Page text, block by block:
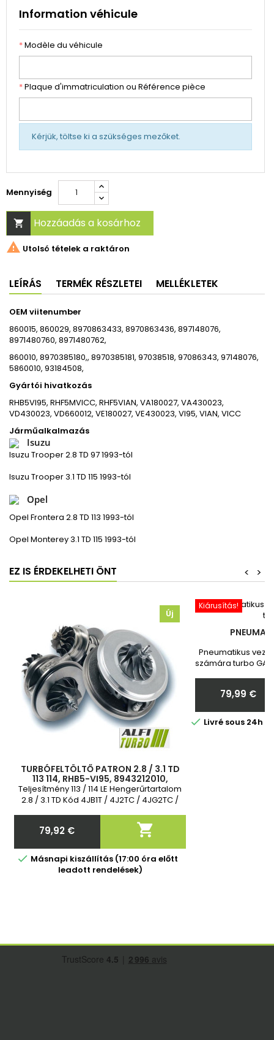
Information véhicule
*Modèle du véhicule
*Plaque d'immatriculation ou Référence pièce
Kérjük, töltse ki a szükséges mezőket.
Mennyiség
 Hozzáadás a kosárhoz
 Utolsó tételek a raktáron
LEÍRÁS TERMÉK RÉSZLETEI MELLÉKLETEK
OEM viitenumber
860015, 860029, 8970863433, 8970863436, 897148076,
8971480760, 8971480762,
860010, 8970385180,, 8970385181, 97038518, 97086343, 97148076,
5860010, 93184508,
Gyártói hivatkozás
RHB5VI95, RHF5MVICC, RHF5VIAN, VA180027, VA430023,
VD430023, VD660012, VE180027, VE430023, VI95, VIAN, VICC
Járműalkalmazás
Isuzu
Isuzu Trooper 2.8 TD 97 1993-tól
Isuzu Trooper 3.1 TD 115 1993-tól
Opel
Opel Frontera 2.8 TD 113 1993-tól
Opel Monterey 3.1 TD 115 1993-tól
EZ IS ÉRDEKELHETI ÖNT >
<
Új
TURBÓFELTÖLTŐ PATRON 2.8 / 3.1 TD
113 114, RHB5-VI95, 8943212010,
8970385180, 8970385181, VD180027,
VD180051, VE180027, VI74, VI
Teljesítmény 113 / 114 LE Hengerűrtartalom
2.8 / 3.1 TD Kód 4JB1T / 4J2TC / 4JG2TC /
Ár
79,92 € 
 Másnapi kiszállítás (17:00 óra előtt
leadott rendelések)
Kiárusítás!
Pneumatikus
számára turbo
nekünk a
Ár
79,99 €
 Livré sous 24h